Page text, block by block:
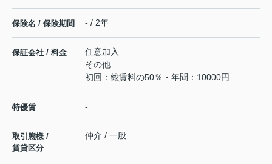
保険名 / 保険期間 - / 2年
保証会社 / 料金
任意加入
その他
初回：総賃料の50％・年間：10000円
特優賃 -
取引態様 /
賃貸区分
仲介 / 一般